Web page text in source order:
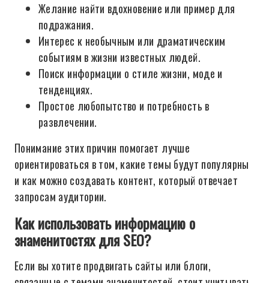
Желание найти вдохновение или пример для
подражания.
Интерес к необычным или драматическим
событиям в жизни известных людей.
Поиск информации о стиле жизни, моде и
тенденциях.
Простое любопытство и потребность в
развлечении.
Понимание этих причин помогает лучше
ориентироваться в том, какие темы будут популярны
и как можно создавать контент, который отвечает
запросам аудитории.
Как использовать информацию о
знаменитостях для SEO?
Если вы хотите продвигать сайты или блоги,